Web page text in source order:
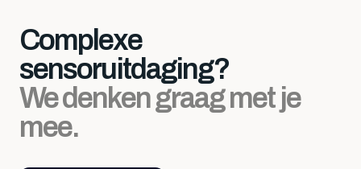
Complexe
sensoruitdaging?
We denken graag met je
mee.